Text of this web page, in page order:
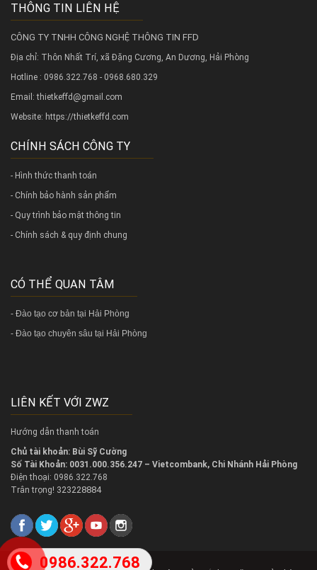
THÔNG TIN LIÊN HỆ
CÔNG TY TNHH CÔNG NGHỆ THÔNG TIN FFD
Địa chỉ: Thôn Nhất Trí, xã Đặng Cương, An Dương, Hải Phòng
Hotline : 0986.322.768 - 0968.680.329
Email: thietkeffd@gmail.com
Website: https://thietkeffd.com
CHÍNH SÁCH CÔNG TY
- Hình thức thanh toán
- Chính bảo hành sản phẩm
- Quy trình bảo mật thông tin
- Chính sách & quy định chung
CÓ THỂ QUAN TÂM
- Đào tạo cơ bản tại Hải Phòng
- Đào tạo chuyên sâu tại Hải Phòng
LIÊN KẾT VỚI ZWZ
Hướng dẫn thanh toán
Chủ tài khoản: Bùi Sỹ Cường
Số Tài Khoản: 0031.000.356.247 – Vietcombank, Chi Nhánh Hải Phòng
Điện thoại: 0986.322.768
Trân trọng! 323228884
2018 @Copy right
0986.322.768